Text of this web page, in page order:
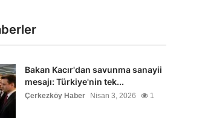
Bakan Kacır'dan savunma sanayii
mesajı: Türkiye'nin tek...
Çerkezköy Haber Nisan 3, 2026 1